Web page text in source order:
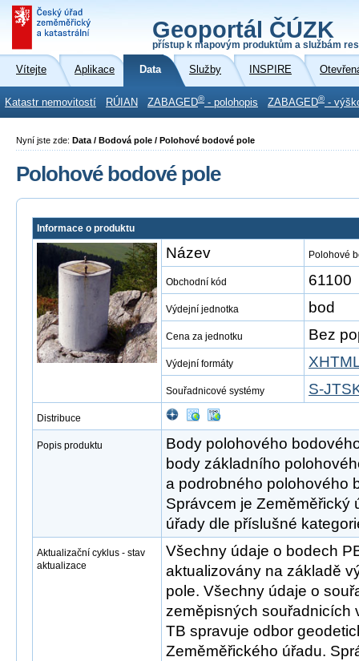
Geoportál ČÚZK
přístup k mapovým produktům a službám
Vítejte Aplikace Data Služby INSPIRE
Katastr nemovitostí RÚIAN ZABAGED® - polohopis ZABAGED® -
Nyní jste zde: Data / Bodová pole / Polohové bodové pole
Polohové bodové pole
Informace o produktu
Název Polohové
Obchodní kód 61100
Výdejní jednotka bod
Cena za jednotku Bez
Výdejní formáty
Souřadnicové systémy S-
Distribuce
Popis produktu
Body polohového
body základního
a podrobného polohového
Správcem je Zeměměřický
úřady dle příslušné
Aktualizační cyklus - stav
aktualizace
Všechny údaje o bodech
aktualizovány na základě
pole. Všechny údaje o
zeměpisných souřadnicích
TB spravuje odbor
Zeměměřického úřadu.